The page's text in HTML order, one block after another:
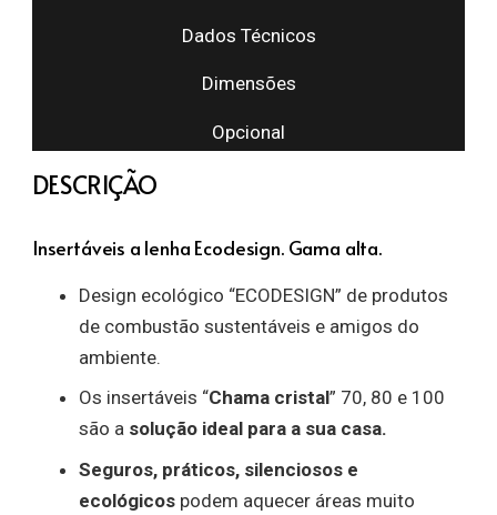
Dados Técnicos
Dimensões
Opcional
DESCRIÇÃO
Insertáveis a lenha Ecodesign. Gama alta.
Design ecológico “ECODESIGN” de produtos
de combustão sustentáveis e amigos do
ambiente.
Os insertáveis “Chama cristal” 70, 80 e 100
são a solução ideal para a sua casa.
Seguros, práticos, silenciosos e
ecológicos podem aquecer áreas muito